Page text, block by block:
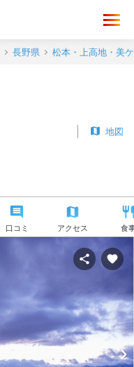
長野県 松本・上高地・美
地図
口コミ アクセス 食